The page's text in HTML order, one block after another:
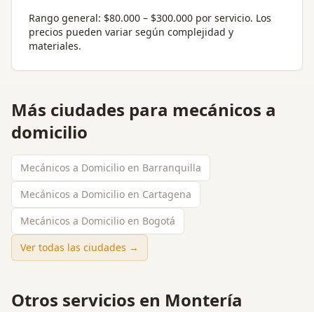
Rango general: $80.000 – $300.000 por servicio. Los
precios pueden variar según complejidad y
materiales.
Más ciudades para mecánicos a
domicilio
Mecánicos a Domicilio en Barranquilla
Mecánicos a Domicilio en Cartagena
Mecánicos a Domicilio en Bogotá
Ver todas las ciudades →
Otros servicios en Montería